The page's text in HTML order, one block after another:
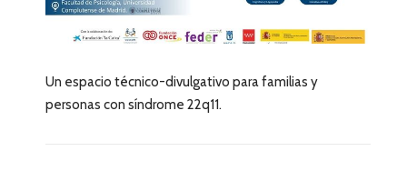
Un espacio técnico-divulgativo para familias y
personas con síndrome 22q11.